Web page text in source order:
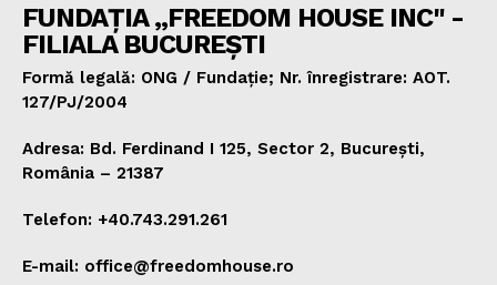
FUNDAȚIA „FREEDOM HOUSE INC" -
FILIALA BUCUREȘTI
Formă legală: ONG / Fundație; Nr. înregistrare: AOT.
127/PJ/2004
Adresa: Bd. Ferdinand I 125, Sector 2, București,
România – 21387
Telefon: +40.743.291.261
E-mail: office@freedomhouse.ro